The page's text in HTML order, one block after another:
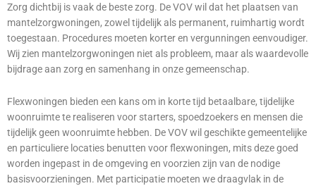
Zorg dichtbij is vaak de beste zorg. De VOV wil dat het plaatsen van
mantelzorgwoningen, zowel tijdelijk als permanent, ruimhartig wordt
toegestaan. Procedures moeten korter en vergunningen eenvoudiger.
Wij zien mantelzorgwoningen niet als probleem, maar als waardevolle
bijdrage aan zorg en samenhang in onze gemeenschap.
Flexwoningen bieden een kans om in korte tijd betaalbare, tijdelijke
woonruimte te realiseren voor starters, spoedzoekers en mensen die
tijdelijk geen woonruimte hebben. De VOV wil geschikte gemeentelijke
en particuliere locaties benutten voor flexwoningen, mits deze goed
worden ingepast in de omgeving en voorzien zijn van de nodige
basisvoorzieningen. Met participatie moeten we draagvlak in de